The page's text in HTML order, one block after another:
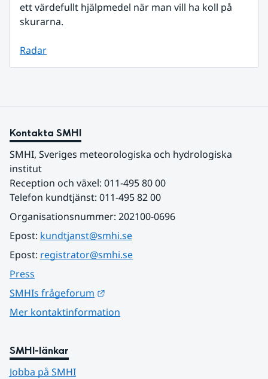
ett värdefullt hjälpmedel när man vill ha koll på
skurarna.
Radar
Kontakta SMHI
SMHI, Sveriges meteorologiska och hydrologiska
institut
Reception och växel: 011-495 80 00
Telefon kundtjänst: 011-495 82 00
Organisationsnummer: 202100-0696
Epost: kundtjanst@smhi.se
Epost: registrator@smhi.se
Press
SMHIs frågeforum
Mer kontaktinformation
SMHI-länkar
Jobba på SMHI